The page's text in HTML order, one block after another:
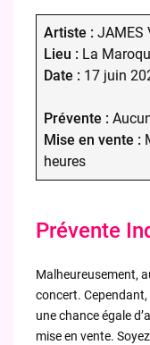
Artiste : JAMES
Lieu : La
Date : 17 juin
Prévente :
Mise en vente :
heures
Prévente
Malheureusement,
concert.
une chance égale
mise en vente.